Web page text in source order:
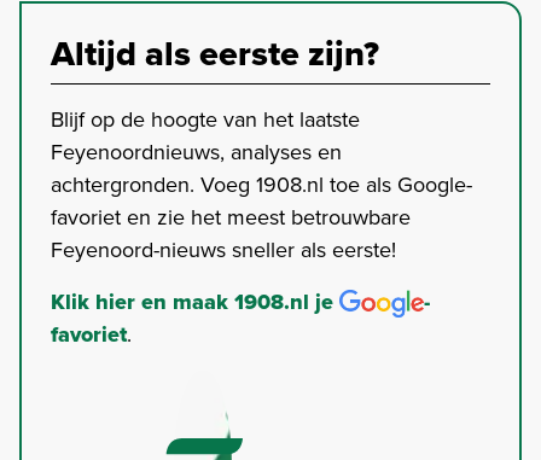
Altijd als eerste zijn?
Blijf op de hoogte van het laatste
Feyenoordnieuws, analyses en
achtergronden. Voeg 1908.nl toe als Google-
favoriet en zie het meest betrouwbare
Feyenoord-nieuws sneller als eerste!
Klik hier en maak 1908.nl je
-
favoriet.